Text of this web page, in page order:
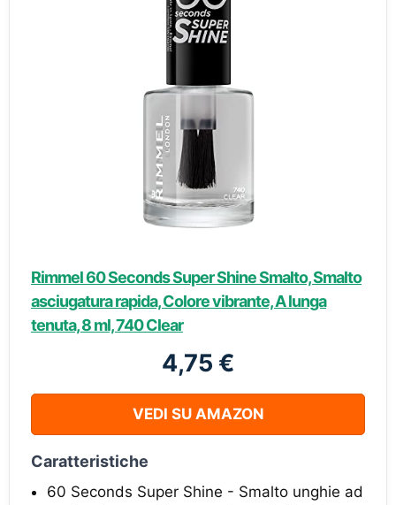
Rimmel 60 Seconds Super Shine Smalto, Smalto
asciugatura rapida, Colore vibrante, A lunga
tenuta, 8 ml, 740 Clear
4,75 €
VEDI SU AMAZON
Caratteristiche
60 Seconds Super Shine - Smalto unghie ad